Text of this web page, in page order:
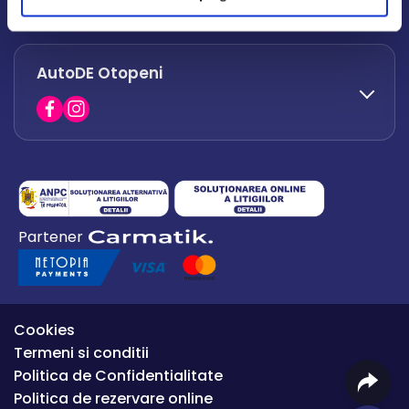
office.afumati@autode.ro
0730 063 852
0730 063 851
AutoDE Otopeni
0754 649 360
office.premium@autode.ro
Partener
Cookies
Termeni si conditii
Politica de Confidentialitate
Politica de rezervare online